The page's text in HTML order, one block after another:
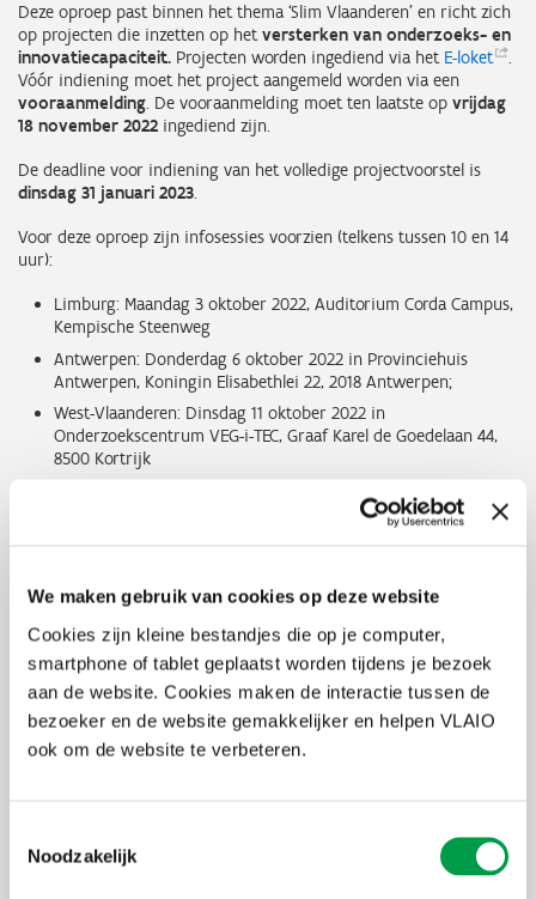
We maken gebruik van cookies op deze website
Cookies zijn kleine bestandjes die op je computer,
smartphone of tablet geplaatst worden tijdens je bezoek
aan de website. Cookies maken de interactie tussen de
bezoeker en de website gemakkelijker en helpen VLAIO
ook om de website te verbeteren.
Noodzakelijk
Deze oproep past binnen het thema ‘Slim Vlaanderen’ en richt zich
op projecten die inzetten op hetversterken van onderzoeks- en
innovatiecapaciteit. Projecten worden ingediend via het E-loket
.
Vóór indiening moet het project aangemeld worden via een
vooraanmelding. De vooraanmelding moet ten laatste op vrijdag
18 november 2022 ingediend zijn.
De deadline voor indiening van het volledige projectvoorstel is
dinsdag 31 januari 2023.
Voor deze oproep zijn infosessies voorzien (telkens tussen 10 en 14
uur):
Limburg: Maandag 3 oktober 2022, Auditorium Corda Campus,
Kempische Steenweg
Antwerpen: Donderdag 6 oktober 2022 in Provinciehuis
Antwerpen, Koningin Elisabethlei 22, 2018 Antwerpen;
West-Vlaanderen: Dinsdag 11 oktober 2022 in
Onderzoekscentrum VEG-i-TEC, Graaf Karel de Goedelaan 44,
8500 Kortrijk
Vlaams-Brabant, Provincieplein 1, 3010 Leuven
Schrijf in voor de infosessies
Meer info op www.efro.be